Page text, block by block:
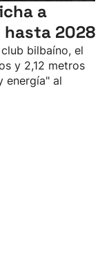
a
hasta 2028
bilbaíno, el
y 2,12 metros
energía" al